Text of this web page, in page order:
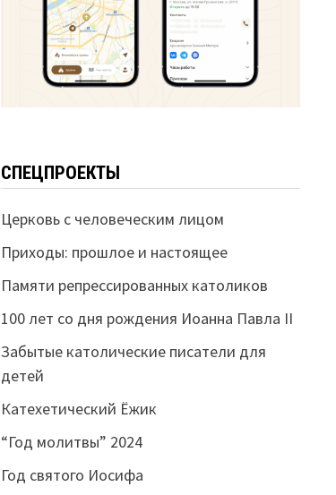
СПЕЦПРОЕКТЫ
Церковь с человеческим лицом
Приходы: прошлое и настоящее
Памяти репрессированных католиков
100 лет со дня рождения Иоанна Павла II
Забытые католические писатели для
детей
Катехетический Ёжик
“Год молитвы” 2024
Год святого Иосифа